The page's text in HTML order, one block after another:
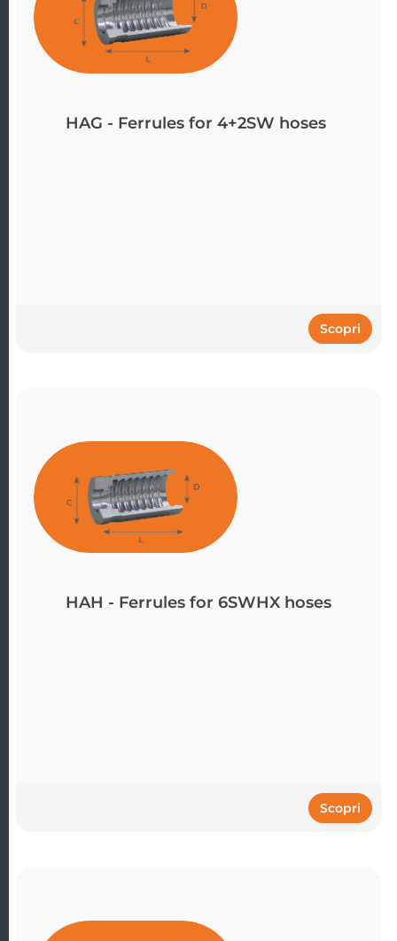
HAG - Ferrules for 4+2SW hoses
Scopri
HAH - Ferrules for 6SWHX hoses
Scopri